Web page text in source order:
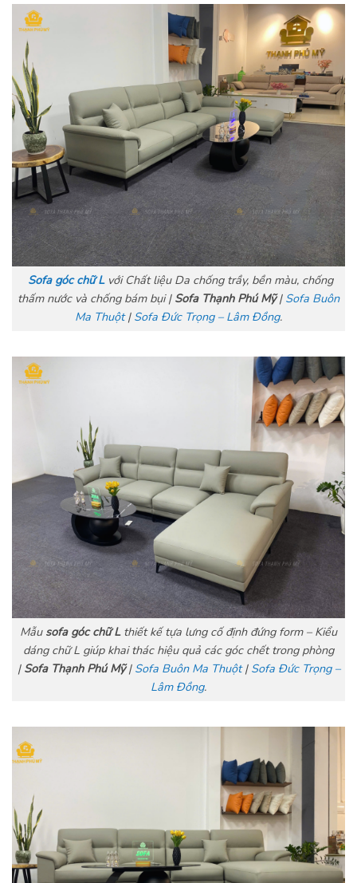
Sofa góc chữ Lvới Chất liệu Da chống trầy, bền màu, chống
thấm nước và chống bám bụi | Sofa Thạnh Phú Mỹ| Sofa Buôn
Ma Thuột| Sofa Đức Trọng – Lâm Đồng.
Mẫu sofa góc chữ Lthiết kế tựa lưng cố định đứng form – Kiểu
dáng chữ L giúp khai thác hiệu quả các góc chết trong phòng
| Sofa Thạnh Phú Mỹ| Sofa Buôn Ma Thuột| Sofa Đức Trọng –
Lâm Đồng.